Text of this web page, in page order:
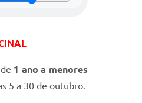
1 ano a menores
5 a 30 de outubro.